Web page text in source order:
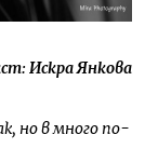
Искра Янкова
но в много по-